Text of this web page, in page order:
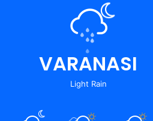
VARANASI
Light Rain